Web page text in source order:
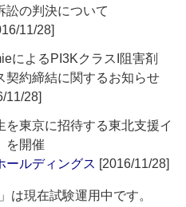
訟の判決について
11/28]
によるPI3KクラスI阻害剤
契約締結に関するお知らせ
11/28]
を東京に招待する東北支援イ
を開催
ールディングス [2016/11/28]
は現在試験運用中です。